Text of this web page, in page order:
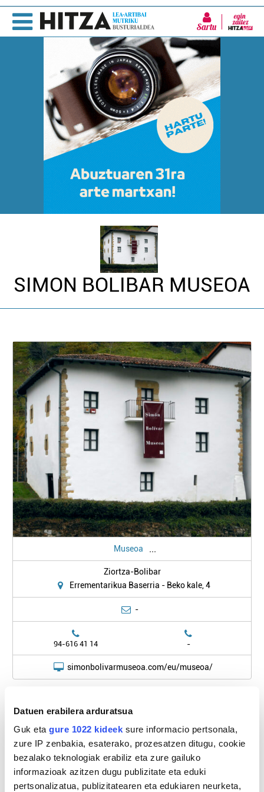
Datuen erabilera arduratsua
Guk eta gure 1022 kideek sure informacio pertsonala,
zure IP zenbakia, esaterako, prozesatzen ditugu, cookie
bezalako teknologiak erabiliz eta zure gailuko
informazioak azitzen dugu publizitate eta eduki
pertsonalizatua, publizitatearen eta edukiaren neurketa,
Sartu
SIMON BOLIBAR MUSEOA
Kokapena
Museoa ...
Ziortza-Bolibar
Errementarikua Baserria - Beko kale, 4
-
94-616 41 14 -
simonbolivarmuseoa.com/eu/museoa/